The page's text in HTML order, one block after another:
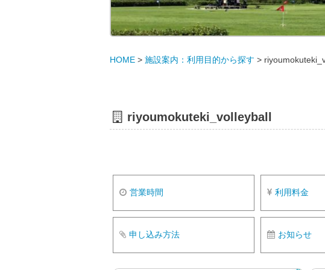
HOME > 施設案内：利用目的から探す >
riyoumokuteki_volleyball
営業時間 利用料金
申し込み方法 お知らせ